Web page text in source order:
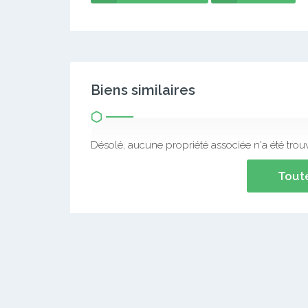
Biens similaires
Désolé, aucune propriété associée n'a été